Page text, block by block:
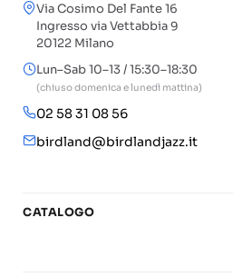
Via Cosimo Del Fante 16
Ingresso via Vettabbia 9
20122 Milano
Lun–Sab 10–13 / 15:30–18:30
(chiuso domenica e lunedì mattina)
02 58 31 08 56
birdland@birdlandjazz.it
CATALOGO